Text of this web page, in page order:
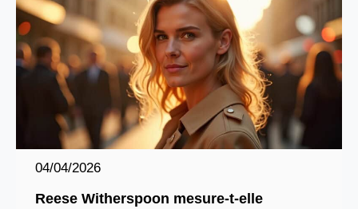
04/04/2026
Reese Witherspoon mesure-t-elle